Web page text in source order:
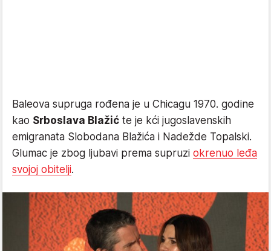
Baleova supruga rođena je u Chicagu 1970. godine
kao Srboslava Blažić te je kći jugoslavenskih
emigranata Slobodana Blažića i Nadežde Topalski.
Glumac je zbog ljubavi prema supruzi okrenuo leđa
svojoj obitelji.